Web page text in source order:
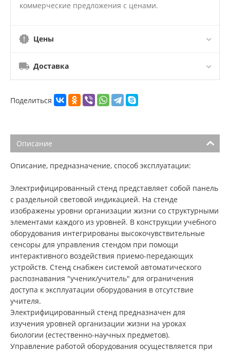
коммерческие предложения с ценами.
Цены
Доставка
Поделиться
Описание
Описание, предназначение, способ эксплуатации:
Электрифицированный стенд представляет собой панель
с раздельной световой индикацией. На стенде
изображены уровни организации жизни со структурными
элементами каждого из уровней. В конструкции учебного
оборудования интегрированы высокочувствительные
сенсоры для управления стендом при помощи
интерактивного воздействия приемо-передающих
устройств. Стенд снабжен системой автоматического
распознавания "ученик/учитель" для ограничения
доступа к эксплуатации оборудования в отсутствие
учителя.
Электрифицированный стенд предназначен для
изучения уровней организации жизни на уроках
биологии (естественно-научных предметов).
Управление работой оборудования осуществляется при